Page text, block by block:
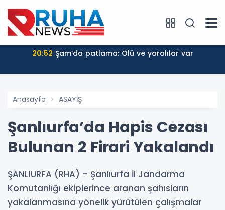
20:52 Şam’da patlama: Ölü ve yaralılar var
Anasayfa ASAYİŞ
Şanlıurfa’da Hapis Cezası
Bulunan 2 Firari Yakalandı
ŞANLIURFA (RHA) – Şanlıurfa İl Jandarma
Komutanlığı ekiplerince aranan şahısların
yakalanmasına yönelik yürütülen çalışmalar